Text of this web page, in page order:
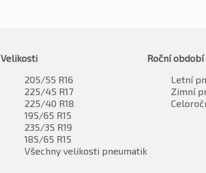
Velikosti
205/55 R16
225/45 R17
225/40 R18
195/65 R15
235/35 R19
185/65 R15
Všechny velikosti pneumatik
Roční období
Letní
Zimní